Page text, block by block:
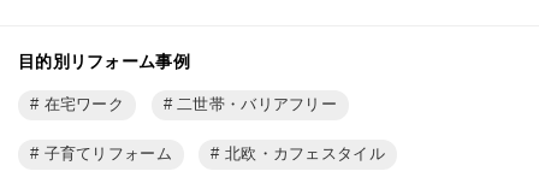
目的別リフォーム事例
在宅ワーク 二世帯・バリアフリー
子育てリフォーム 北欧・カフェスタイル